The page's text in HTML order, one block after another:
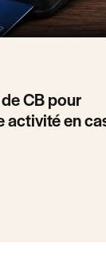
CB pour
activité en